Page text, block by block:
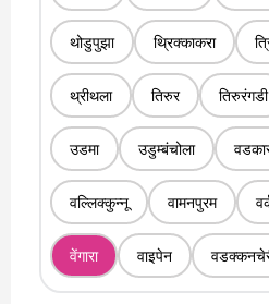
थोडुपुझा थ्रिक्काकरा
थ्रीथला तिरुर तिरुरंगडी
उडमा उडुम्बंचोला
वल्लिक्कुन्नू वामनपुरम
वेंगारा वाइपेन